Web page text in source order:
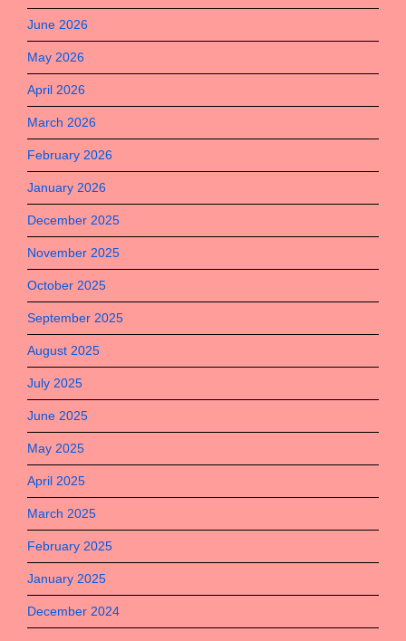
June 2026
May 2026
April 2026
March 2026
February 2026
January 2026
December 2025
November 2025
October 2025
September 2025
August 2025
July 2025
June 2025
May 2025
April 2025
March 2025
February 2025
January 2025
December 2024